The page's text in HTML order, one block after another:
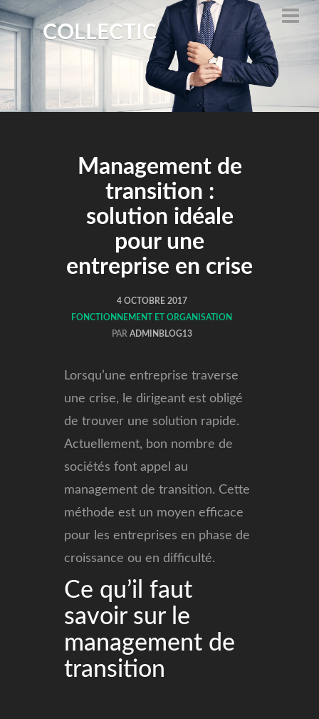
COLLECTIC
Management de
transition :
solution idéale
pour une
entreprise en crise
4 OCTOBRE 2017
FONCTIONNEMENT ET ORGANISATION
PAR ADMINBLOG13
Lorsqu’une entreprise traverse
une crise, le dirigeant est obligé
de trouver une solution rapide.
Actuellement, bon nombre de
sociétés font appel au
management de transition. Cette
méthode est un moyen efficace
pour les entreprises en phase de
croissance ou en difficulté.
Ce qu’il faut
savoir sur le
management de
transition